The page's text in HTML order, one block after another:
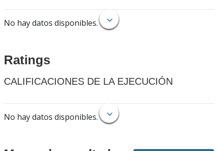
No hay datos disponibles.
Ratings
CALIFICACIONES DE LA EJECUCIÓN
No hay datos disponibles.